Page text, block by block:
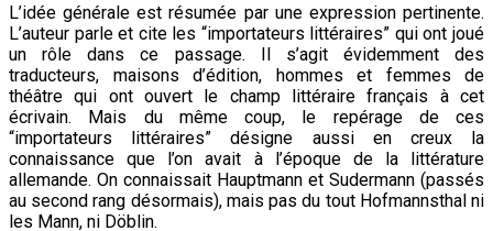
L’idée générale est résumée par une expression pertinente.
L’auteur parle et cite les “importateurs littéraires” qui ont joué
un rôle dans ce passage. Il s’agit évidemment des
traducteurs, maisons d’édition, hommes et femmes de
théâtre qui ont ouvert le champ littéraire français à cet
écrivain. Mais du même coup, le repérage de ces
“importateurs littéraires” désigne aussi en creux la
connaissance que l’on avait à l’époque de la littérature
allemande. On connaissait Hauptmann et Sudermann (passés
au second rang désormais), mais pas du tout Hofmannsthal ni
les Mann, ni Döblin.